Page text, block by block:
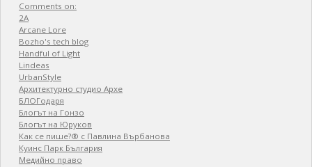
Comments on:
2A
Arcane Lore
Bozho's tech blog
Handful of Light
Lindeas
UrbanStyle
Архитектурно студио Архе
БЛОГодаря
Блогът на Гонзо
Блогът на Юруков
Как се пише?® с Павлина Върбанова
Куинс Парк България
Медийно право